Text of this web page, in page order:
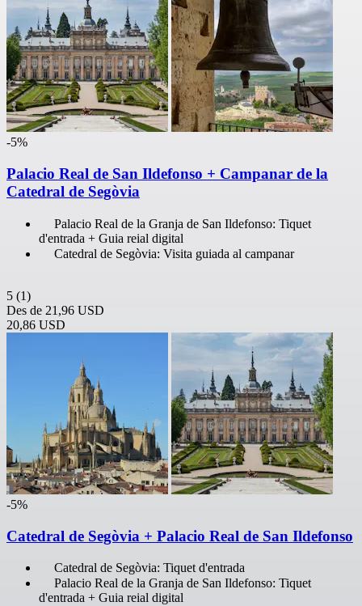
-5%
Palacio Real de San Ildefonso + Campanar de la
Catedral de Segòvia
Palacio Real de la Granja de San Ildefonso: Tiquet
d'entrada + Guia reial digital
Catedral de Segòvia: Visita guiada al campanar
5 (1)
Des de 21,96 USD
20,86 USD
-5%
Catedral de Segòvia + Palacio Real de San Ildefonso
Catedral de Segòvia: Tiquet d'entrada
Palacio Real de la Granja de San Ildefonso: Tiquet
d'entrada + Guia reial digital